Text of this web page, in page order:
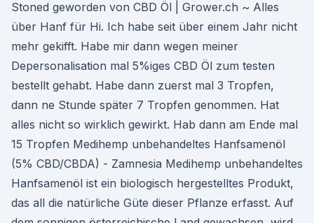
Stoned geworden von CBD Öl | Grower.ch ~ Alles
über Hanf für Hi. Ich habe seit über einem Jahr nicht
mehr gekifft. Habe mir dann wegen meiner
Depersonalisation mal 5%iges CBD Öl zum testen
bestellt gehabt. Habe dann zuerst mal 3 Tropfen,
dann ne Stunde später 7 Tropfen genommen. Hat
alles nicht so wirklich gewirkt. Hab dann am Ende mal
15 Tropfen Medihemp unbehandeltes Hanfsamenöl
(5% CBD/CBDA) - Zamnesia Medihemp unbehandeltes
Hanfsamenöl ist ein biologisch hergestelltes Produkt,
das all die natürliche Güte dieser Pflanze erfasst. Auf